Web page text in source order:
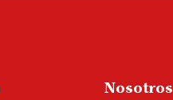
Nosotros